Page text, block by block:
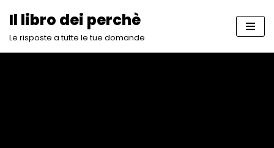
Vai
Il libro dei perchè
Le risposte a tutte le tue domande